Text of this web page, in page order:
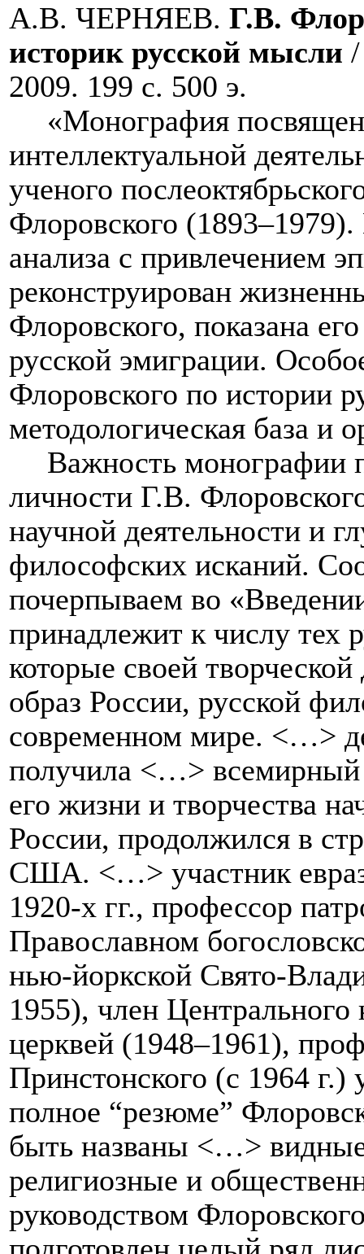
А.В. ЧЕРНЯЕВ. Г.В.
историк русской мысли
2009. 199 с. 500 э.
«Монография
интеллектуальной
ученого
Флоровского
анализа с привлечением
реконструирован
Флоровского, показана
русской эмиграции.
Флоровского по истории
методологическая база и
Важность монографии
личности Г.В.
научной деятельности и
философских исканий.
почерпываем во
принадлежит к числу тех
которые своей
образ России, русской
современном мире. <…>
получила <…> всемирный
его жизни и творчества
России, продолжился в
США. <…> участник
1920-х гг., профессор
Православном
нью-йоркской Свято-
1955), член Центрального
церквей (1948–1961),
Принстонского (с 1964 г.)
полное “резюме”
быть названы <…>
религиозные и
руководством